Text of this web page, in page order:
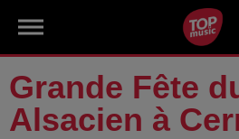
Grande Fête
Alsacien à